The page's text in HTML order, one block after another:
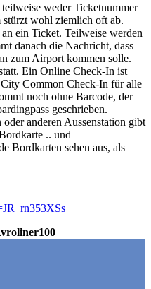
weder Ticketnummer
stürzt wohl ziemlich oft ab.
ein Ticket. Teilweise werden
danach die Nachricht, dass
zum Airport kommen solle.
Ein Online Check-In ist
Common Check-In für alle
noch ohne Barcode, der
geschrieben.
anderen Aussenstation gibt
.. und
Bordkarten sehen aus, als